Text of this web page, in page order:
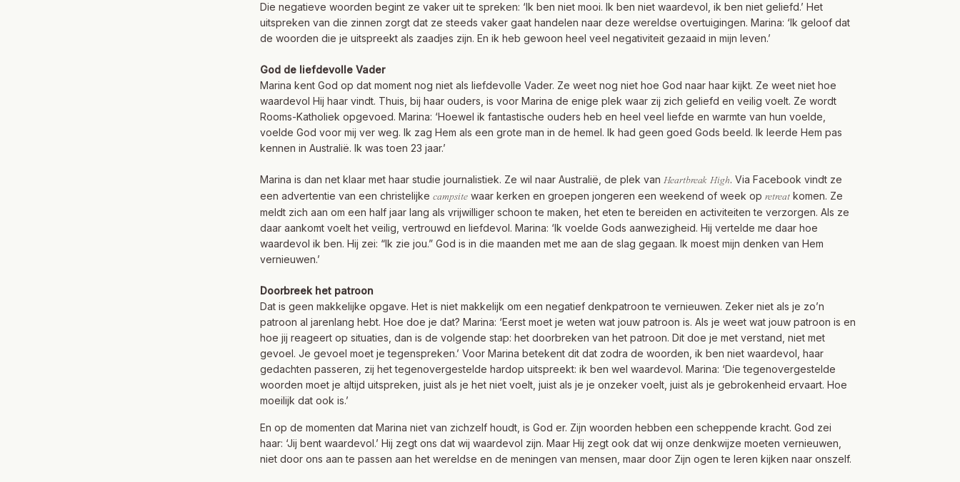
Die negatieve woorden begint ze vaker uit te spreken: ‘Ik ben niet mooi. Ik ben niet waardevol, ik ben niet geliefd.’ Het
uitspreken van die zinnen zorgt dat ze steeds vaker gaat handelen naar deze wereldse overtuigingen. Marina: ‘Ik geloof dat
de woorden die je uitspreekt als zaadjes zijn. En ik heb gewoon heel veel negativiteit gezaaid in mijn leven.’
God de liefdevolle Vader
Marina kent God op dat moment nog niet als liefdevolle Vader. Ze weet nog niet hoe God naar haar kijkt. Ze weet niet hoe
waardevol Hij haar vindt. Thuis, bij haar ouders, is voor Marina de enige plek waar zij zich geliefd en veilig voelt. Ze wordt
Rooms-Katholiek opgevoed. Marina: ‘Hoewel ik fantastische ouders heb en heel veel liefde en warmte van hun voelde,
voelde God voor mij ver weg. Ik zag Hem als een grote man in de hemel. Ik had geen goed Gods beeld. Ik leerde Hem pas
kennen in Australië. Ik was toen 23 jaar.’
Marina is dan net klaar met haar studie journalistiek. Ze wil naar Australië, de plek van Heartbreak High. Via Facebook vindt ze
een advertentie van een christelijke campsite waar kerken en groepen jongeren een weekend of week op retreat komen. Ze
meldt zich aan om een half jaar lang als vrijwilliger schoon te maken, het eten te bereiden en activiteiten te verzorgen. Als ze
daar aankomt voelt het veilig, vertrouwd en liefdevol. Marina: ‘Ik voelde Gods aanwezigheid. Hij vertelde me daar hoe
waardevol ik ben. Hij zei: “Ik zie jou.” God is in die maanden met me aan de slag gegaan. Ik moest mijn denken van Hem
vernieuwen.’
Doorbreek het patroon
Dat is geen makkelijke opgave. Het is niet makkelijk om een negatief denkpatroon te vernieuwen. Zeker niet als je zo’n
patroon al jarenlang hebt. Hoe doe je dat? Marina: ‘Eerst moet je weten wat jouw patroon is. Als je weet wat jouw patroon is en
hoe jij reageert op situaties, dan is de volgende stap: het doorbreken van het patroon. Dit doe je met verstand, niet met
gevoel. Je gevoel moet je tegenspreken.’ Voor Marina betekent dit dat zodra de woorden, ik ben niet waardevol, haar
gedachten passeren, zij het tegenovergestelde hardop uitspreekt: ik ben wel waardevol. Marina: ‘Die tegenovergestelde
woorden moet je altijd uitspreken, juist als je het niet voelt, juist als je je onzeker voelt, juist als je gebrokenheid ervaart. Hoe
moeilijk dat ook is.’
En op de momenten dat Marina niet van zichzelf houdt, is God er. Zijn woorden hebben een scheppende kracht. God zei
haar: ‘Jij bent waardevol.’ Hij zegt ons dat wij waardevol zijn. Maar Hij zegt ook dat wij onze denkwijze moeten vernieuwen,
niet door ons aan te passen aan het wereldse en de meningen van mensen, maar door Zijn ogen te leren kijken naar onszelf.